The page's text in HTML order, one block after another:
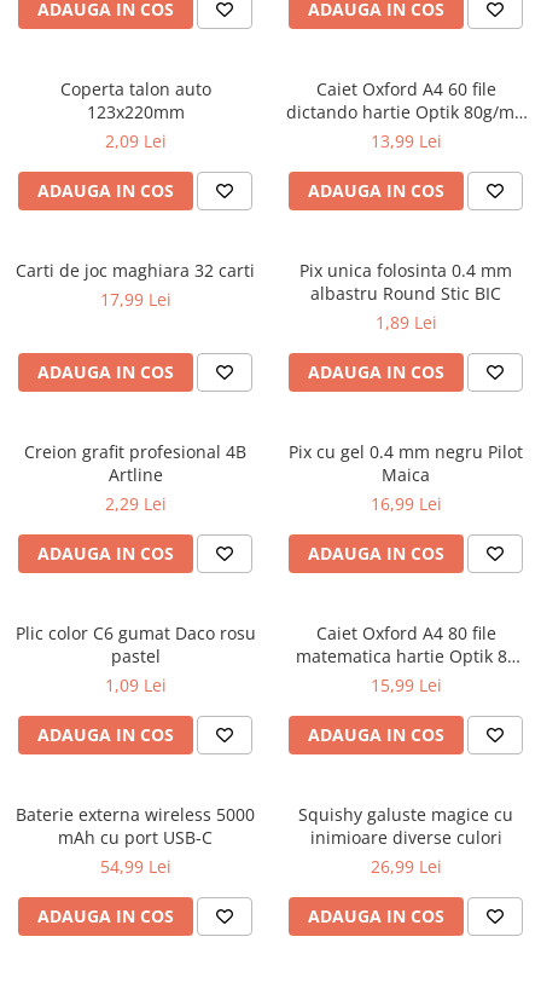
Caiete geografie și biologie
Caiete foi veline
Rezerve pentru caiete
Vocabulare
Blocuri de desen școlare
Hârtie pentru lucru manual
Rigle și Echere
Compasuri
Truse geometrie
Ghiozdane și rucsacuri
Ghiozdane școlare
Rucsacuri școlare și casual
Ghiozdane pentru grădinită
Penare
Penare echipate
Penare neechipate
Penare tip etui
Acuarele și pensule școlare
Pensule școlare
Pahare și palete pictură
ficțiune
Biografii și memorii
Parenting și educație
Sănătate și stil de viață
Artă și fotografie
Ghiduri și hărți
Afaceri și economie
Religie și spiritualitate
Gastronomie și hobby
Filosofie și eseuri
Dicționare și ghiduri de conversație
Literatură în limbi străine
Mine și rezerve
Corectoare și radiere
Instrumente de scris premium
Stilouri premium
Avioane de jucărie
Masinuțe cu telecomandă
Jucării de pluș
Jucării și articole pentru bebeluși
Jucării pentru bebeluși
Camera Bebe
Jucării pentru apă și baie
Outdoor
Roboți
ADAUGA IN COS ADAUGA IN COS
Coperta talon auto
123x220mm
2,09 Lei
ADAUGA IN COS
Caiet Oxford A4 60 file
dictando hartie Optik 80g/mp
Touch Pastel
13,99 Lei
ADAUGA IN COS
Carti de joc maghiara 32 carti
17,99 Lei
ADAUGA IN COS
Pix unica folosinta 0.4 mm
albastru Round Stic BIC
1,89 Lei
ADAUGA IN COS
Creion grafit profesional 4B
Artline
2,29 Lei
ADAUGA IN COS
Pix cu gel 0.4 mm negru Pilot
Maica
16,99 Lei
ADAUGA IN COS
Plic color C6 gumat Daco rosu
pastel
1,09 Lei
ADAUGA IN COS
Caiet Oxford A4 80 file
matematica hartie Optik 80
g/mp motiv Teenager
15,99 Lei
ADAUGA IN COS
Baterie externa wireless 5000
mAh cu port USB-C
54,99 Lei
ADAUGA IN COS
Squishy galuste magice cu
inimioare diverse culori
26,99 Lei
ADAUGA IN COS